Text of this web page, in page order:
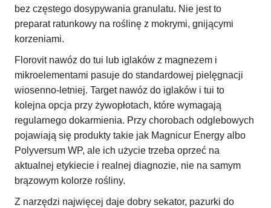
bez częstego dosypywania granulatu. Nie jest to
preparat ratunkowy na roślinę z mokrymi, gnijącymi
korzeniami.
Florovit nawóz do tui lub iglaków z magnezem i
mikroelementami pasuje do standardowej pielęgnacji
wiosenno-letniej. Target nawóz do iglaków i tui to
kolejna opcja przy żywopłotach, które wymagają
regularnego dokarmienia. Przy chorobach odglebowych
pojawiają się produkty takie jak Magnicur Energy albo
Polyversum WP, ale ich użycie trzeba oprzeć na
aktualnej etykiecie i realnej diagnozie, nie na samym
brązowym kolorze rośliny.
Z narzędzi najwięcej daje dobry sekator, pazurki do